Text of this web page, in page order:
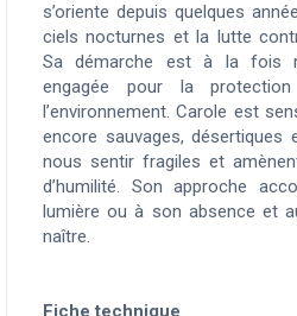
s’oriente depuis quelques
ciels nocturnes et la lutte
Sa démarche est à la fois
engagée pour la
l’environnement. Carole est
encore sauvages,
nous sentir fragiles et
d’humilité. Son approche
lumière ou à son absence et
naître.
Fiche technique